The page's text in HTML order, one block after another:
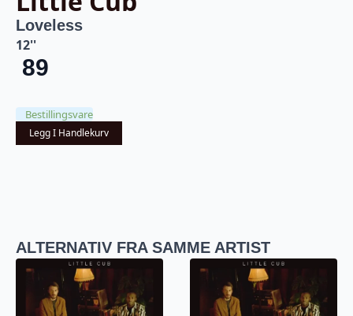
Loveless
12''
89
Bestillingsvare
Legg I Handlekurv
ALTERNATIV FRA SAMME ARTIST